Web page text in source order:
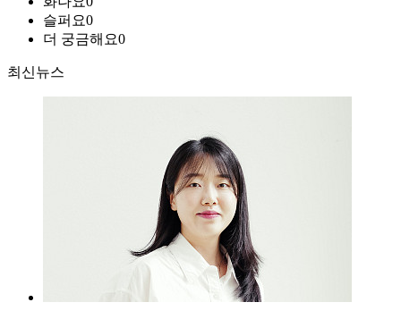
슬퍼요0
더 궁금해요0
최신뉴스